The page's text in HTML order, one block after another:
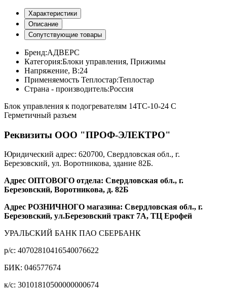
Характеристики
Описание
Сопутствующие товары
Бренд:АДВЕРС
Категория:Блоки управления, Прижимы
Напряжение, В:24
Применяемость Теплостар:Теплостар
Страна - производитель:Россия
Блок управления к подогревателям 14ТС-10-24 С
Герметичный разъем
Реквизиты ООО "ПРОФ-ЭЛЕКТРО"
Юридический адрес: 620700, Свердловская обл., г.
Березовский, ул. Воротникова, здание 82Б.
Адрес ОПТОВОГО отдела: Свердловская обл., г.
Березовский, Воротникова, д. 82Б
Адрес РОЗНИЧНОГО магазина: Свердловская обл., г.
Березовский, ул.Березовский тракт 7А, ТЦ Ерофей
УРАЛЬСКИЙ БАНК ПАО СБЕРБАНК
р/c: 40702810416540076622
БИК: 046577674
к/c: 30101810500000000674